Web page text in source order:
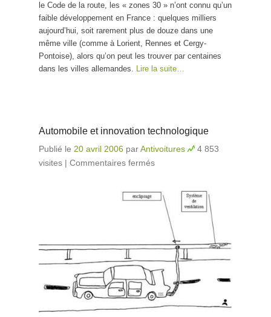
le Code de la route, les « zones 30 » n’ont connu qu’un
faible développement en France : quelques milliers
aujourd’hui, soit rarement plus de douze dans une
même ville (comme à Lorient, Rennes et Cergy-
Pontoise), alors qu’on peut les trouver par centaines
dans les villes allemandes. Lire la suite…
Automobile et innovation technologique
Publié le 20 avril 2006 parAntivoitures
4 853
visites | Commentaires fermés
technologique